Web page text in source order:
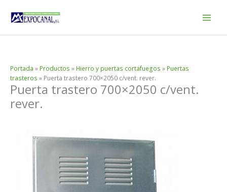
Portada » Productos » Hierro y puertas cortafuegos » Puertas
trasteros » Puerta trastero 700×2050 c/vent. rever.
Puerta trastero 700×2050 c/vent.
rever.